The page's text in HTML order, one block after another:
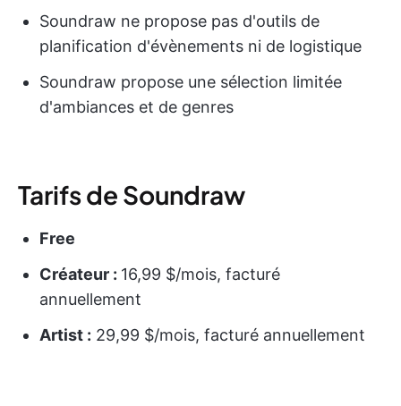
Soundraw ne propose pas d'outils de
planification d'évènements ni de logistique
Soundraw propose une sélection limitée
d'ambiances et de genres
Tarifs de Soundraw
Free
Créateur : 16,99 $/mois, facturé
annuellement
Artist : 29,99 $/mois, facturé annuellement